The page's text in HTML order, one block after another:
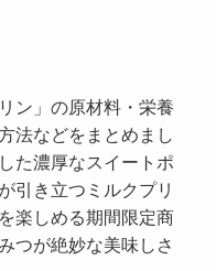
ン」の原材料・栄養
法などをまとめまし
た濃厚なスイートポ
引き立つミルクプリ
楽しめる期間限定商
つが絶妙な美味しさ